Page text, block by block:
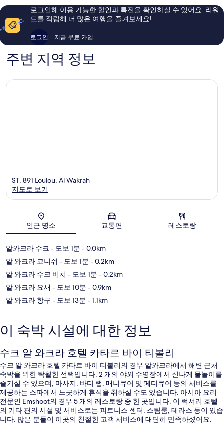
애
살
라
해
이
용
989
자
스
이
용
로그인해 이용 가능한 할인과 특전을 확인하실 수 있어요. 리워
드를 적립해 더 많은 여행을 즐겨보세요!
로그인 지금 무료 가입
주변 지역 정보
지도
ST. 891 Loulou, Al Wakrah
지도로 보기
인근 명소 교통편 레스토랑
알와크라 수크 - 도보 1분 - 0.0km
알 와크라 코니쉬 - 도보 1분 - 0.2km
알 와크라 수크 비치 - 도보 1분 - 0.2km
알 와크라 요새 - 도보 10분 - 0.9km
알 와크라 항구 - 도보 13분 - 1.1km
이 숙박 시설에 대한 정보
수크 알 와크라 호텔 카타르 바이 티볼리
수크 알 와크라 호텔 카타르 바이 티볼리의 경우 알와크라에서 해변 근처
숙박을 위한 탁월한 선택입니다. 2 개의 야외 수영장에서 신나게 물놀이를
즐기실 수 있으며, 마사지, 바디 랩, 매니큐어 및 페디큐어 등의 서비스를
제공하는 스파에서 느긋하게 휴식을 취하실 수도 있습니다. 아시아 요리
전문인 Emshoot의 경우 5 개의 레스토랑 중 한 곳입니다. 이 럭셔리 호텔
의 기타 편의 시설 및 서비스로는 피트니스 센터, 스팀룸, 테라스 등이 있습
니다. 많은 분들이 이곳의 친절한 고객 서비스에 대단히 만족하셨어요.